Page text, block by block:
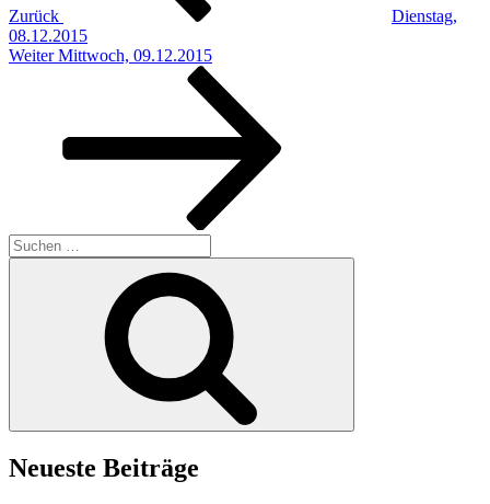
Zurück
Dienstag,
08.12.2015
Nächster
Weiter Mittwoch, 09.12.2015
Suchen
nach:
Neueste Beiträge